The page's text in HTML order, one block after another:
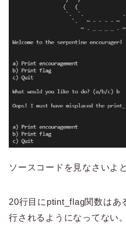
ソースコードを見なさいよ
20行目にptint_flag関数はあ
行されるようになってない。